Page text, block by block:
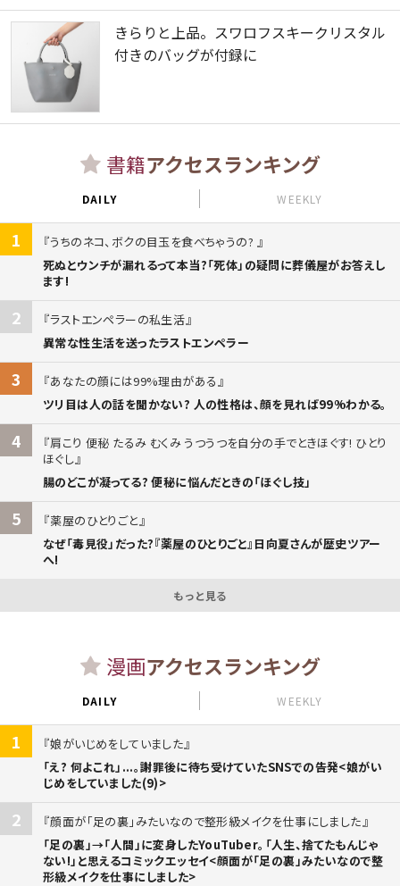
きらりと上品。スワロフスキークリスタル
付きのバッグが付録に
書籍アクセスランキング
DAILY WEEKLY
1
うちのネコ、ボクの目玉を食べちゃうの?
死ぬとウンチが漏れるって本当?「死体」の疑問に葬儀屋がお答えし
ます!
2
ラストエンペラーの私生活
異常な性生活を送ったラストエンペラー
3
あなたの顔には99%理由がある
ツリ目は人の話を聞かない? 人の性格は、顔を見れば99%わかる。
4
肩こり 便秘 たるみ むくみ うつうつを自分の手でときほぐす! ひとり
ほぐし
腸のどこが凝ってる? 便秘に悩んだときの「ほぐし技」
5
薬屋のひとりごと
なぜ「毒見役」だった?『薬屋のひとりごと』日向夏さんが歴史ツアー
へ!
もっと見る
漫画アクセスランキング
DAILY WEEKLY
1
娘がいじめをしていました
「え? 何よこれ」...。謝罪後に待ち受けていたSNSでの告発<娘がい
じめをしていました(9)>
2
顔面が「足の裏」みたいなので整形級メイクを仕事にしました
「足の裏」→「人間」に変身したYouTuber。「人生、捨てたもんじゃ
ない!」と思えるコミックエッセイ<顔面が「足の裏」みたいなので整
形級メイクを仕事にしました>